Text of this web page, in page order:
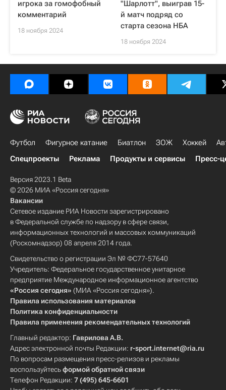
игрока за гомофобный
комментарий
18 ноября 2024
"Шарлотт", выиграв 15-
й матч подряд со
старта сезона НБА
18 ноября 2024
Футбол Фигурное катание Биатлон ЗОЖ Хоккей
Спецпроекты
Реклама Продукты и сервисы Пресс-
Версия 2023.1 Beta
© 2026 МИА «Россия сегодня»
Вакансии
Сетевое издание РИА Новости зарегистрировано
в Федеральной службе по надзору в сфере связи,
информационных технологий и массовых коммуникаций
(Роскомнадзор) 08 апреля 2014 года.
Свидетельство о регистрации Эл № ФС77-57640
Учредитель: Федеральное государственное унитарное
предприятие Международное информационное агентство
«Россия сегодня» (МИА «Россия сегодня»).
Правила использования материалов
Политика конфиденциальности
Правила применения рекомендательных технологий
Главный редактор: Гаврилова А.В.
Адрес электронной почты Редакции: r-sport.internet@ria.ru
По вопросам размещения пресс-релизов и рекламы
воспользуйтесьформой обратной связи
Телефон Редакции: 7 (495) 645-6601